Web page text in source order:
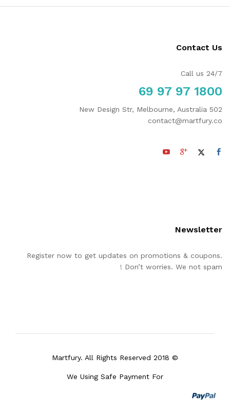
Contact Us
Call us 24/7
1800 97 97 69
502 New Design Str, Melbourne, Australia
contact@martfury.co
Newsletter
Register now to get updates on promotions & coupons.
Don’t worries. We not spam !
© 2018 Martfury. All Rights Reserved
We Using Safe Payment For